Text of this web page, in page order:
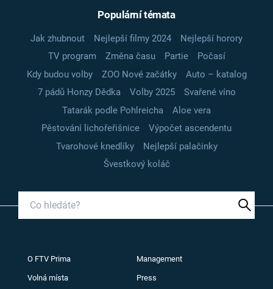
Populární témata
Jak zhubnout Nejlepší filmy 2024
Nejlepší horory
TV program
Změna času Partie
Počasí
Kdy budou volby
ZOO Nové začátky
Auto – katalog
7 pádů Honzy Dědka
Volby 2025
Svařené víno
Tatarák podle Pohlreicha
Aloe vera
Pěstování lichořeřišnice
Výpočet ascendentu
Tvarohové knedlíky
Nejlepší palačinky
Švestkový koláč
O FTV Prima Management
Volná místa Press